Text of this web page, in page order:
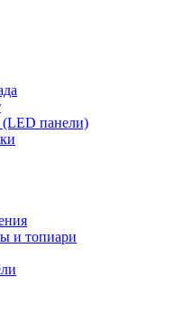
панели)
и топиари